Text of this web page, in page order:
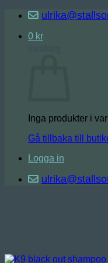
Skip
content
0 kr
Inga produkter i
Gå tillbaka till
Logga in